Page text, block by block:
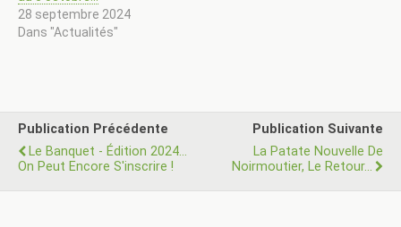
28 septembre 2024
Dans "Actualités"
Publication Précédente
Le Banquet - Édition 2024...
On Peut Encore S'inscrire !
Publication Suivante
La Patate Nouvelle De
Noirmoutier, Le Retour...